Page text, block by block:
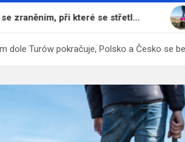
při které se střetl… Prodej
dole Turów pokračuje, Polsko a Česko se